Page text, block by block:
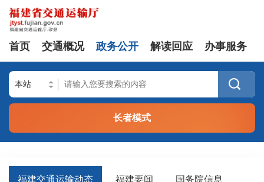
首页 交通概况 政务公开 解读回应 办事服务

长者模式
福建交通运输动态 福建要闻 国务院信息